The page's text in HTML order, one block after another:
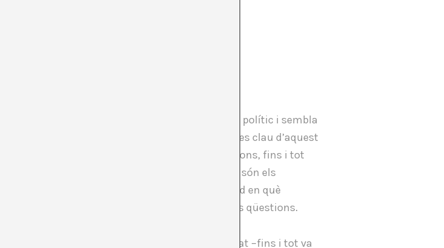
era indissociable d’una reflexió sobre allò polític i sembla
sobre comunitats, recapitulem algunes idees clau d’aquest
apressa a emetre alguna mena d’interpretacions, fins i tot
d’altres comicis no menys importants com són els
aquests dies la quarta edició de la Biennal Sud en què
on reflexiona sobre aquestes mateixes qüestions.
laboratori per imaginar el concepte de comunitat –fins i tot va